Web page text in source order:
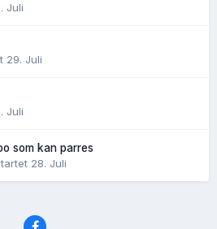
Juli
29. Juli
Juli
som kan parres
28. Juli